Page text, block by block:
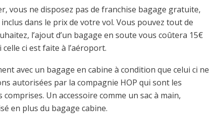
vous ne disposez pas de franchise bagage gratuite,
dans le prix de votre vol. Vous pouvez tout de
l’ajout d’un bagage en soute vous coûtera 15€
ci est faite à l’aéroport.
avec un bagage en cabine à condition que celui ci ne
autorisées par la compagnie HOP qui sont les
Un accessoire comme un sac à main,
en plus du bagage cabine.